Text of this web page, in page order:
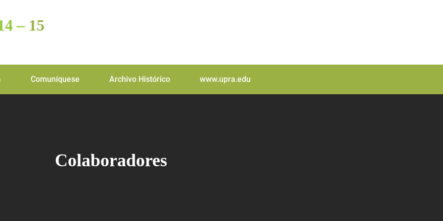
– 15
Comuníquese Archivo Histórico www.upra.edu
Colaboradores